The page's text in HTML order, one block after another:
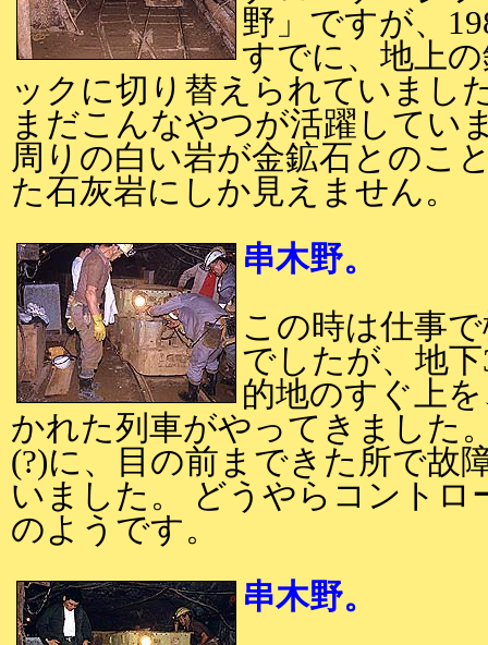
野」ですが、
すでに、地上
ックに切り替えられていまし
まだこんなやつが活躍してい
周りの白い岩が金鉱石とのこ
た石灰岩にしか見えません。
串木野。
この時は仕事
でしたが、地
的地のすぐ上
かれた列車がやってきました
(?)に、目の前まできた所で故
いました。 どうやらコントロ
のようです。
串木野。